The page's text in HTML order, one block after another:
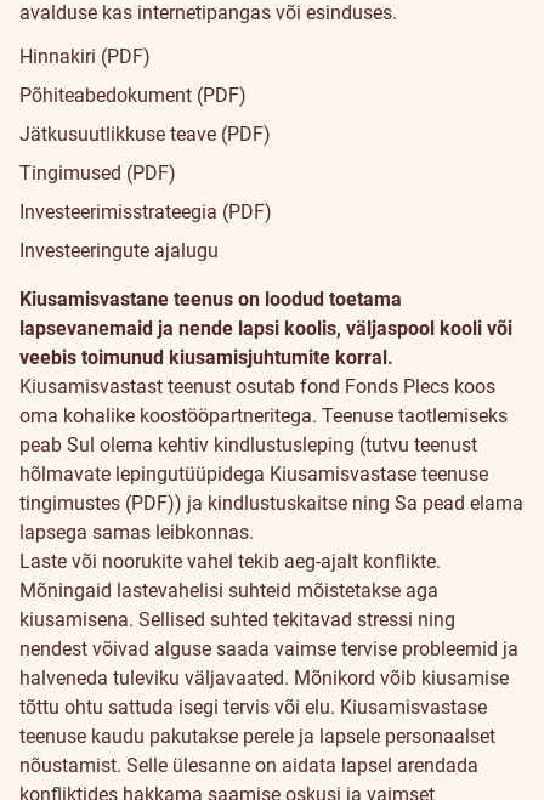
avalduse kas internetipangas või esinduses.
Tingimused
ja
tasud
Hinnakiri (PDF)
Põhiteabedokument (PDF)
Jätkusuutlikkuse teave (PDF)
Tingimused (PDF)
Investeerimisstrateegia (PDF)
Investeeringute ajalugu
Kiusamisvastane
teenus
Kiusamisvastane teenus on loodud toetama
lapsevanemaid ja nende lapsi koolis, väljaspool kooli või
veebis toimunud kiusamisjuhtumite korral.
Kiusamisvastast teenust osutab fond Fonds Plecs koos
oma kohalike koostööpartneritega. Teenuse taotlemiseks
peab Sul olema kehtiv kindlustusleping (tutvu teenust
hõlmavate lepingutüüpidega Kiusamisvastase teenuse
tingimustes (PDF)) ja kindlustuskaitse ning Sa pead elama
lapsega samas leibkonnas.
Laste või noorukite vahel tekib aeg-ajalt konflikte.
Mõningaid lastevahelisi suhteid mõistetakse aga
kiusamisena. Sellised suhted tekitavad stressi ning
nendest võivad alguse saada vaimse tervise probleemid ja
halveneda tuleviku väljavaated. Mõnikord võib kiusamise
tõttu ohtu sattuda isegi tervis või elu. Kiusamisvastase
teenuse kaudu pakutakse perele ja lapsele personaalset
nõustamist. Selle ülesanne on aidata lapsel arendada
konfliktides hakkama saamise oskusi ja vaimset